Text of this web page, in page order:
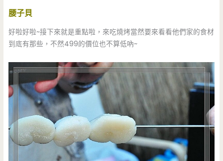
腰子貝
好啦好啦~接下來就是重點啦，來吃燒烤當然要來看看他們家的食材
到底有那些，不然499的價位也不算低吶~